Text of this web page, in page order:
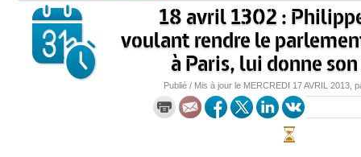
18 avril 1302 :
voulant rendre le
à Paris, lui donne
Publié / Mis à jour le MERCREDI 17 AVRIL 2013,